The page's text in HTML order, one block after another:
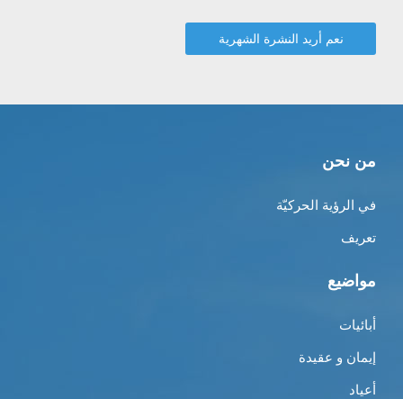
من نحن
في الرؤية الحركيّة
تعريف
مواضيع
أبائيات
إيمان و عقيدة
أعياد